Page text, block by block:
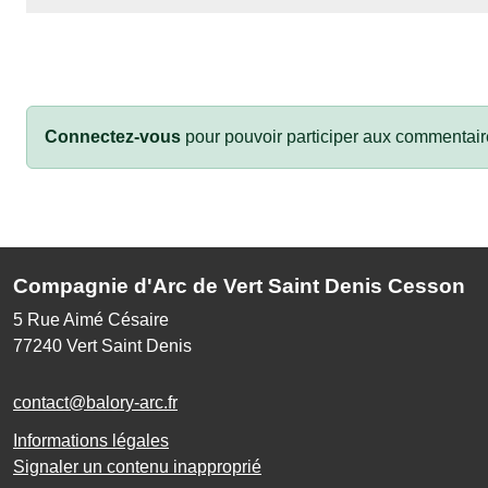
Connectez-vous pour pouvoir participer aux
Compagnie d'Arc de Vert Saint Denis Cesson
5 Rue Aimé Césaire
77240 Vert Saint Denis
contact@balory-arc.fr
Informations légales
Signaler un contenu inapproprié